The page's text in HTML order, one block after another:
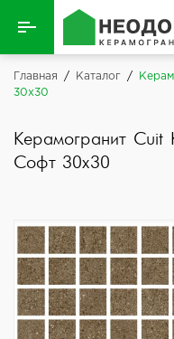
Назад
Главная / Каталог /
30x30
Керамогранит
Софт 30x30